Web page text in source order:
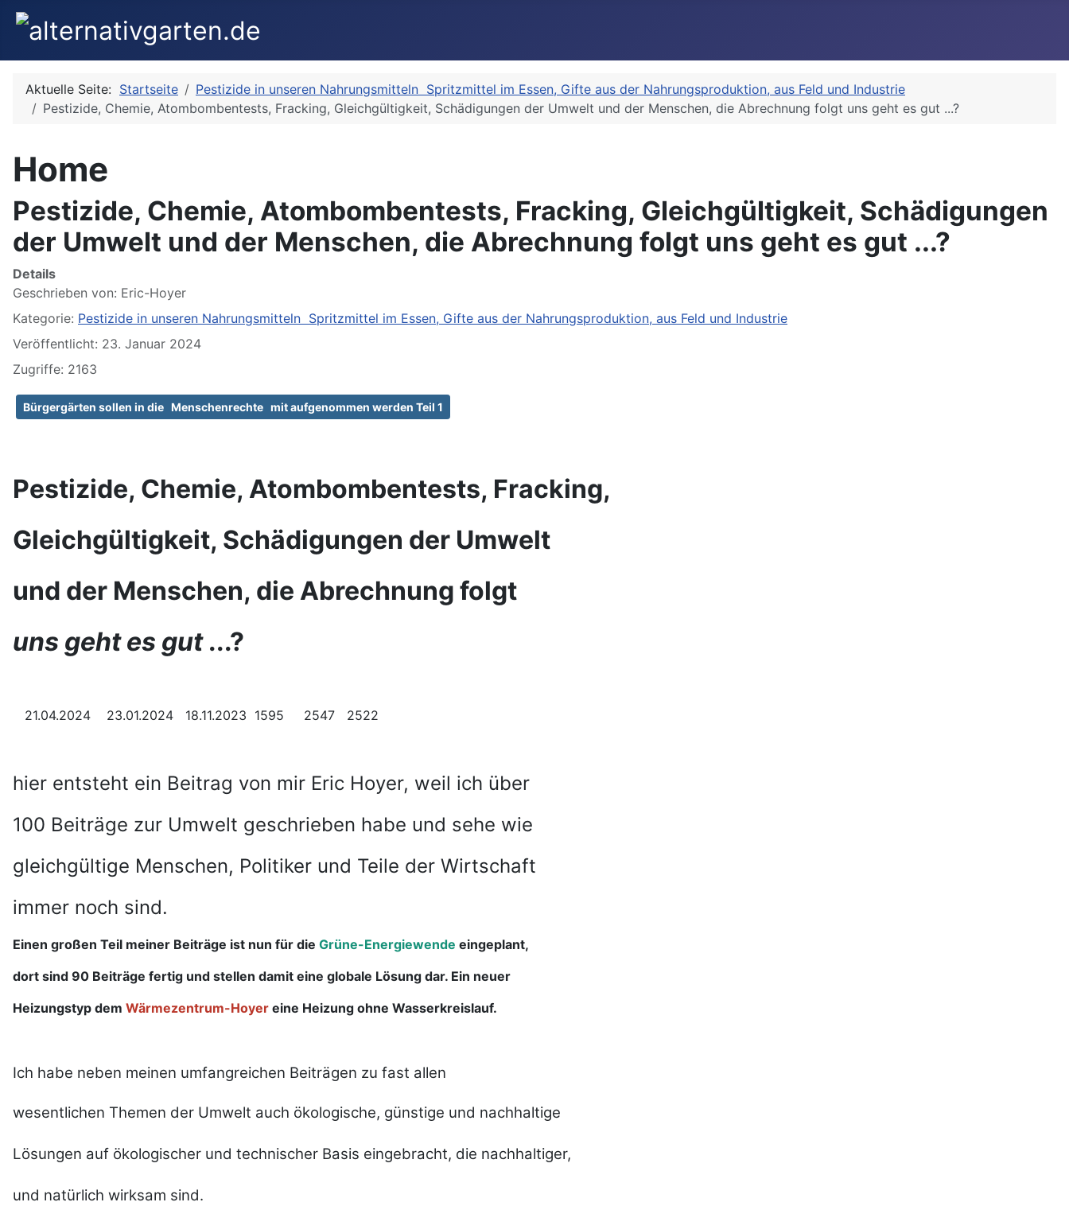
Aktuelle Seite: Startseite
Pestizide in unseren Nahrungsmitteln Spritzmittel im Essen, Gifte aus der Nahrungsproduktion, aus Feld und Industrie
Pestizide, Chemie, Atombombentests, Fracking, Gleichgültigkeit, Schädigungen der Umwelt und der Menschen, die Abrechnung folgt uns geht es gut ...?
Home
Pestizide, Chemie, Atombombentests, Fracking, Gleichgültigkeit, Schädigungen
der Umwelt und der Menschen, die Abrechnung folgt uns geht es gut ...?
Details
Geschrieben von: Eric-Hoyer
Kategorie: Pestizide in unseren Nahrungsmitteln Spritzmittel im Essen, Gifte aus der Nahrungsproduktion, aus Feld und Industrie
Veröffentlicht: 23. Januar 2024
Zugriffe: 2163
Bürgergärten sollen in die Menschenrechte mit aufgenommen werden Teil 1
Pestizide, Chemie, Atombombentests, Fracking,
Gleichgültigkeit, Schädigungen der Umwelt
und der Menschen, die Abrechnung folgt
uns geht es gut...?
21.04.2024 23.01.2024 18.11.2023 1595 2547 2522
hier entsteht ein Beitrag von mir Eric Hoyer, weil ich über
100 Beiträge zur Umwelt geschrieben habe und sehe wie
gleichgültige Menschen, Politiker und Teile der Wirtschaft
immer noch sind.
Einen großen Teil meiner Beiträge ist nun für die Grüne-Energiewende eingeplant,
dort sind 90 Beiträge fertig und stellen damit eine globale Lösung dar. Ein neuer
Heizungstyp dem Wärmezentrum-Hoyer eine Heizung ohne Wasserkreislauf.
Ich habe neben meinen umfangreichen Beiträgen zu fast allen
wesentlichen Themen der Umwelt auch ökologische, günstige und nachhaltige
Lösungen auf ökologischer und technischer Basis eingebracht, die nachhaltiger,
und natürlich wirksam sind.